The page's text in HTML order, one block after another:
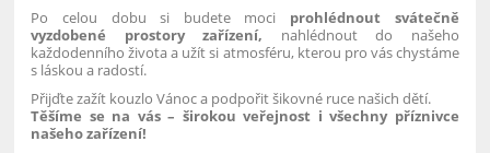
Po celou dobu si budete moci prohlédnout svátečně
vyzdobené prostory zařízení, nahlédnout do našeho
každodenního života a užít si atmosféru, kterou pro vás chystáme
s láskou a radostí.
Přijďte zažít kouzlo Vánoc a podpořit šikovné ruce našich dětí.
Těšíme se na vás – širokou veřejnost i všechny příznivce
našeho zařízení!